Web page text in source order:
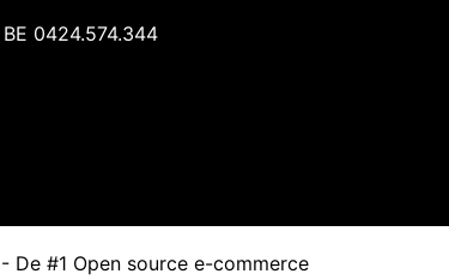
BE 0424.574.344
- De #1 Open source e-commerce